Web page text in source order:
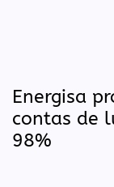
Energisa
contas de
98%